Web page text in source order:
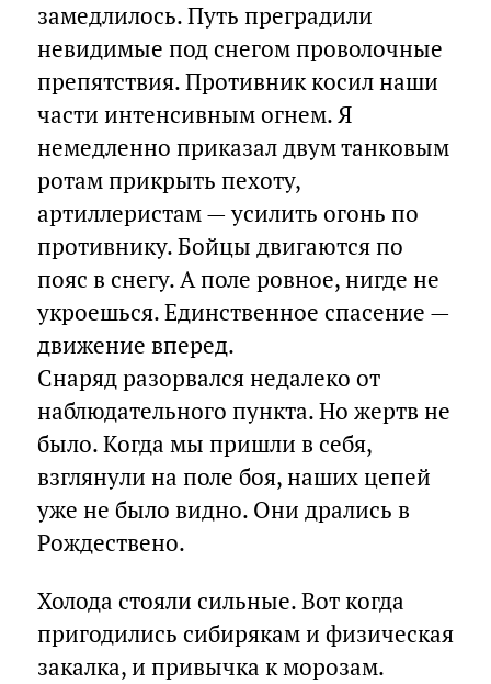
замедлилось. Путь преградили
невидимые под снегом проволочные
препятствия. Противник косил наши
части интенсивным огнем. Я
немедленно приказал двум танковым
ротам прикрыть пехоту,
артиллеристам — усилить огонь по
противнику. Бойцы двигаются по
пояс в снегу. А поле ровное, нигде не
укроешься. Единственное спасение —
движение вперед.
Снаряд разорвался недалеко от
наблюдательного пункта. Но жертв не
было. Когда мы пришли в себя,
взглянули на поле боя, наших цепей
уже не было видно. Они дрались в
Рождествено.
Холода стояли сильные. Вот когда
пригодились сибирякам и физическая
закалка, и привычка к морозам.